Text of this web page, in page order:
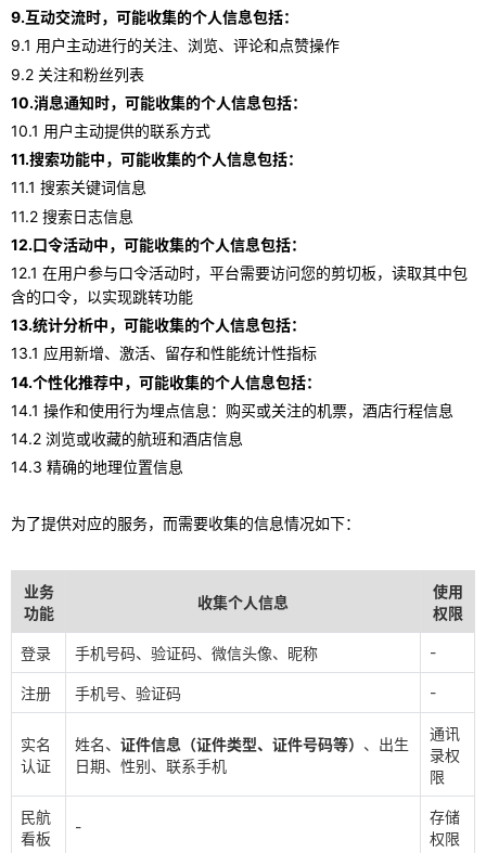
9.互动交流时，可能收集的个人信息包括：
9.1 用户主动进行的关注、浏览、评论和点赞操作
9.2 关注和粉丝列表
10.消息通知时，可能收集的个人信息包括：
10.1 用户主动提供的联系方式
11.搜索功能中，可能收集的个人信息包括：
11.1 搜索关键词信息
11.2 搜索日志信息
12.口令活动中，可能收集的个人信息包括：
12.1 在用户参与口令活动时，平台需要访问您的剪切板，读取其中包
含的口令，以实现跳转功能
13.统计分析中，可能收集的个人信息包括：
13.1 应用新增、激活、留存和性能统计性指标
14.个性化推荐中，可能收集的个人信息包括：
14.1 操作和使用行为埋点信息：购买或关注的机票，酒店行程信息
14.2 浏览或收藏的航班和酒店信息
14.3 精确的地理位置信息
为了提供对应的服务，而需要收集的信息情况如下：
业务
功能
收集个人信息
使用
权限
登录 手机号码、验证码、微信头像、昵称 -
注册 手机号、验证码 -
实名
认证
姓名、 证件信息（证件类型、证件号码等） 、出生
日期、性别、联系手机
通讯
录权
限
民航
看板
-
存储
权限